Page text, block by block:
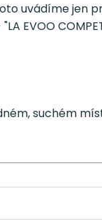
uvádíme jen
EVOO
suchém